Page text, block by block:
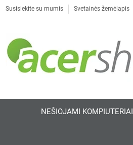
Susisiekite su mumis Svetainės žemėlapis
NEŠIOJAMI KOMPIUTERIAI